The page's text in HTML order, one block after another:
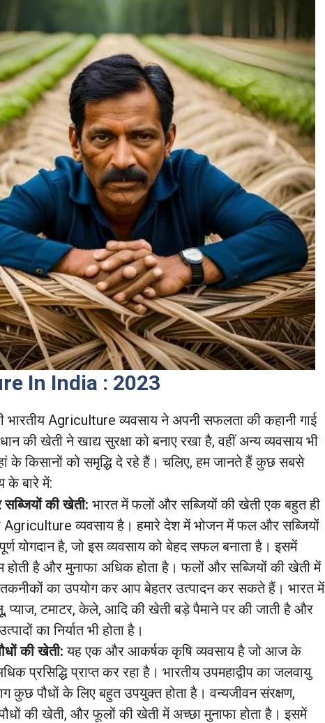
In India : 2023
भारतीय Agriculture व्यवसाय ने अपनी सफलता की कहानी गाई
की खेती ने खाद्य सुरक्षा को बनाए रखा है, वहीं अन्य व्यवसाय भी
के किसानों को समृद्धि दे रहे हैं। चलिए, हम जानते हैं कुछ सबसे
के बारे में:
की खेती: भारत में फलों और सब्जियों की खेती एक बहुत ही
Agriculture व्यवसाय है। हमारे देश में भोजन में फल और सब्जियों
योगदान है, जो इस व्यवसाय को बेहद सफल बनाता है। इसमें
होती है और मुनाफा अधिक होता है। फलों और सब्जियों की खेती में
का उपयोग कर आप बेहतर उत्पादन कर सकते हैं। भारत में
टमाटर, केले, आदि की खेती बड़े पैमाने पर की जाती है और
का निर्यात भी होता है।
की खेती: यह एक और आकर्षक कृषि व्यवसाय है जो आज के
प्रसिद्धि प्राप्त कर रहा है। भारतीय उपमहाद्वीप का जलवायु
कुछ पौधों के लिए बहुत उपयुक्त होता है। वन्यजीवन संरक्षण,
की खेती, और फूलों की खेती में अच्छा मुनाफा होता है। इसमें